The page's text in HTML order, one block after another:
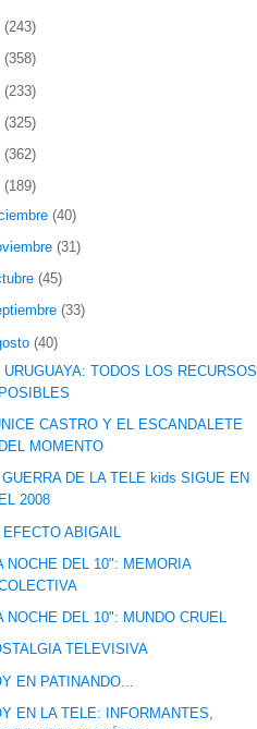
(243)
(358)
(233)
(325)
(362)
(189)
(40)
(31)
(45)
(33)
(40)
URUGUAYA: TODOS LOS RECURSOS
CASTRO Y EL ESCANDALETE
MOMENTO
GUERRA DE LA TELE kids SIGUE EN
2008
EFECTO ABIGAIL
NOCHE DEL 10": MEMORIA
NOCHE DEL 10": MUNDO CRUEL
TELEVISIVA
EN PATINANDO...
EN LA TELE: INFORMANTES,